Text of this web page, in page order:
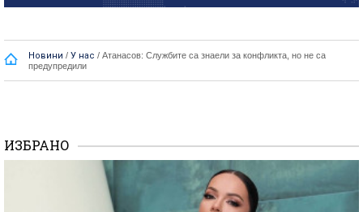
Новини / У нас / Атанасов: Службите са знаели за конфликта, но не са
предупредили
ИЗБРАНО